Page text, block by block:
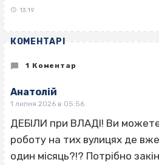
13:19
КОМЕНТАРІ
1 Коментар
Анатолій
1 липня 2026 в 05:56
ДЕБІЛИ при ВЛАДІ! Ви
роботу на тих вулицях де
один місяць?!? Потрібно